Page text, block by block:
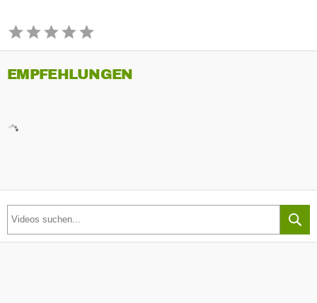
EMPFEHLUNGEN